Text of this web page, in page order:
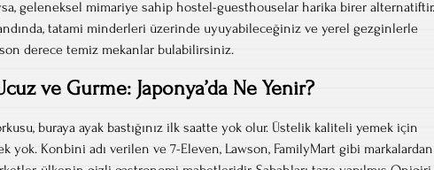
geleneksel mimariye sahip hostel-guesthouselar harika birer alternatiftir.
tatami minderleri üzerinde uyuyabileceğiniz ve yerel gezginlerle
derece temiz mekanlar bulabilirsiniz.
ve Gurme: Japonya’da Ne Yenir?
buraya ayak bastığınız ilk saatte yok olur. Üstelik kaliteli yemek için
yok. Konbini adı verilen ve 7-Eleven, Lawson, FamilyMart gibi markalardan